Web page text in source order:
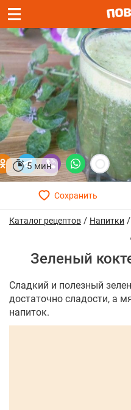
5 мин
Каталог рецептов / Напитки /
Зеленый
Сладкий и полезный
достаточно сладости, а
напиток.